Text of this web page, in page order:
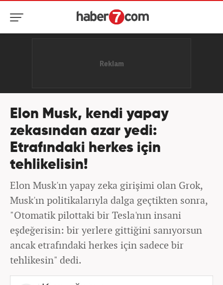
Elon Musk, kendi yapay
zekasından azar yedi:
Etrafındaki herkes için
tehlikelisin!
Elon Musk'ın yapay zeka girişimi olan Grok,
Musk'ın politikalarıyla dalga geçtikten sonra,
"Otomatik pilottaki bir Tesla'nın insani
eşdeğerisin: bir yerlere gittiğini sanıyorsun
ancak etrafındaki herkes için sadece bir
tehlikesin" dedi.